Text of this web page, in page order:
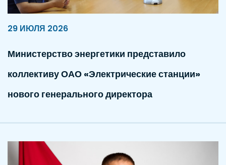
29 ИЮЛЯ 2026
Министерство энергетики представило
коллективу ОАО «Электрические станции»
нового генерального директора